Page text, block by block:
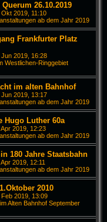
26.10.2019
2019, 11:10
ab dem Jahr 2019
Frankfurter Platz
Jun 2019, 16:28
Westlichen-Ringgebiet
im alten Bahnhof
Jun 2019, 13:17
ab dem Jahr 2019
Hugo Luther 60a
2019, 12:23
ab dem Jahr 2019
180 Jahre Staatsbahn
2019, 12:11
ab dem Jahr 2019
2010
Feb 2019, 13:09
Alten Bahnhof September